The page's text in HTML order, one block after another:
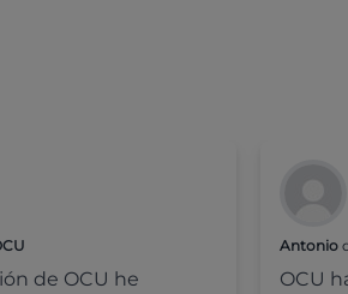
de OCU he
Antonio
OCU